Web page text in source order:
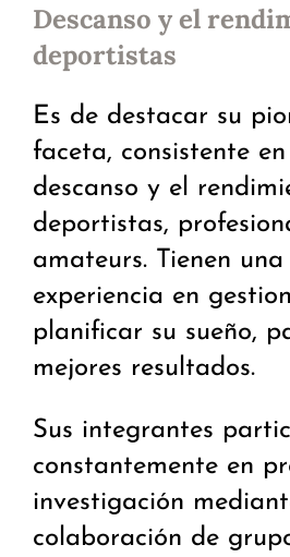
Descanso y el
deportistas
Es de destacar su
faceta, consistente
descanso y el
deportistas,
amateurs. Tienen
experiencia en
planificar su sueño,
mejores resultados.
Sus integrantes
constantemente en
investigación
colaboración de